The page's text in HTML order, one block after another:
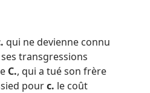
qui ne devienne connu
ses transgressions
C., qui a tué son frère
pourc. le coût